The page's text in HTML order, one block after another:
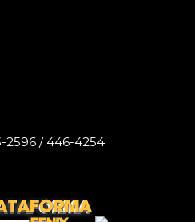
2596 / 446-4254